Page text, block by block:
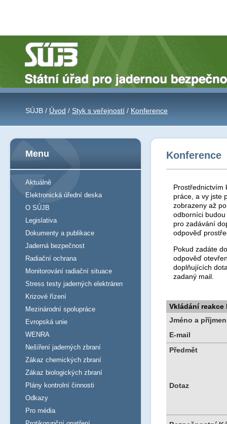
SÚJB / Úvod / Styk s veřejností / Konference
Konference
Prostřednictvím
práce, a vy jste
zobrazeny až
odborníci
pro zadávání
odpověď
Pokud zadáte
odpověď
doplňujících
zadaný mail.
Vkládání reakce
Jméno a
E-mail
Předmět
Dotaz
Menu
Aktuálně
Elektronická úřední deska
O SÚJB
Legislativa
Dokumenty a publikace
Jaderná bezpečnost
Radiační ochrana
Monitorování radiační situace
Stress testy jaderných elektráren
Krizové řízení
Mezinárodní spolupráce
Evropská unie
WENRA
Nešíření jaderných zbraní
Zákaz chemických zbraní
Zákaz biologických zbraní
Plány kontrolní činnosti
Odkazy
Pro média